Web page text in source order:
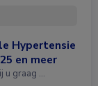
Hypertensie
en meer
u graag …